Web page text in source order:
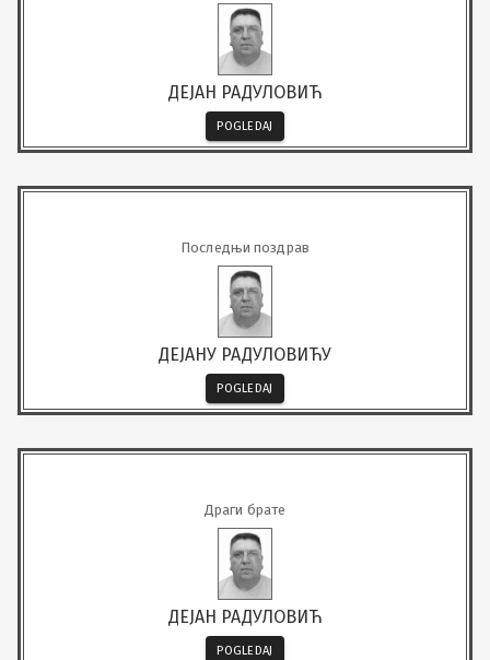
ДЕЈАН РАДУЛОВИЋ
POGLEDAJ
Последњи поздрав
ДЕЈАНУ РАДУЛОВИЋУ
POGLEDAJ
Драги брате
ДЕЈАН РАДУЛОВИЋ
POGLEDAJ